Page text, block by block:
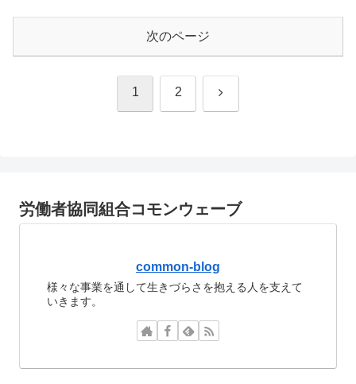
次のページ
1 2 次
労働者協同組合コモンウェーブ
common-blog
様々な事業を通して生きづらさを抱える人を支えて
いきます。